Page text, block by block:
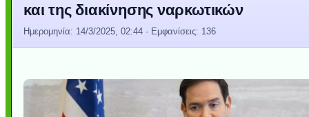
και της διακίνησης ναρκωτικών
Ημερομηνία: 14/3/2025, 02:44 · Εμφανίσεις: 136